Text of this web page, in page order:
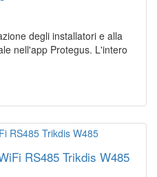
degli installatori e alla
nell'app Protegus. L'intero
RS485 Trikdis W485